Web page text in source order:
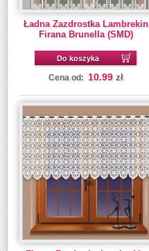
Ładna Zazdrostka Lambrekin
Firana Brunella (SMD)
Do koszyka
Cena od: 10.99 zł